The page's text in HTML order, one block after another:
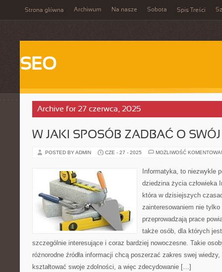
Strona główna Archiwum Na nasze Sobota Spis Treści
SEO
Archive for 27 czerwca, 2025
W JAKI SPOSÓB ZADBAĆ O
POSTED BY ADMIN CZE - 27 - 2025 MOŻLIWOŚĆ
Informatyka, to niezwykle
dziedzina życia człowieka
która w dzisiejszych
zainteresowaniem nie
przeprowadzają prace
także osób, dla których
szczególnie interesujące i coraz bardziej nowoczesne. Takie
różnorodne źródła informacji chcą poszerzać zakres swej
kształtować swoje zdolności, a więc zdecydowanie […]